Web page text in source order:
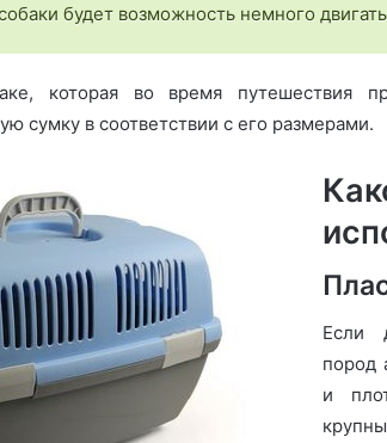
будет возможность немного
которая во время путешествия
сумку в соответствии с его размерами.
Если
пород
и